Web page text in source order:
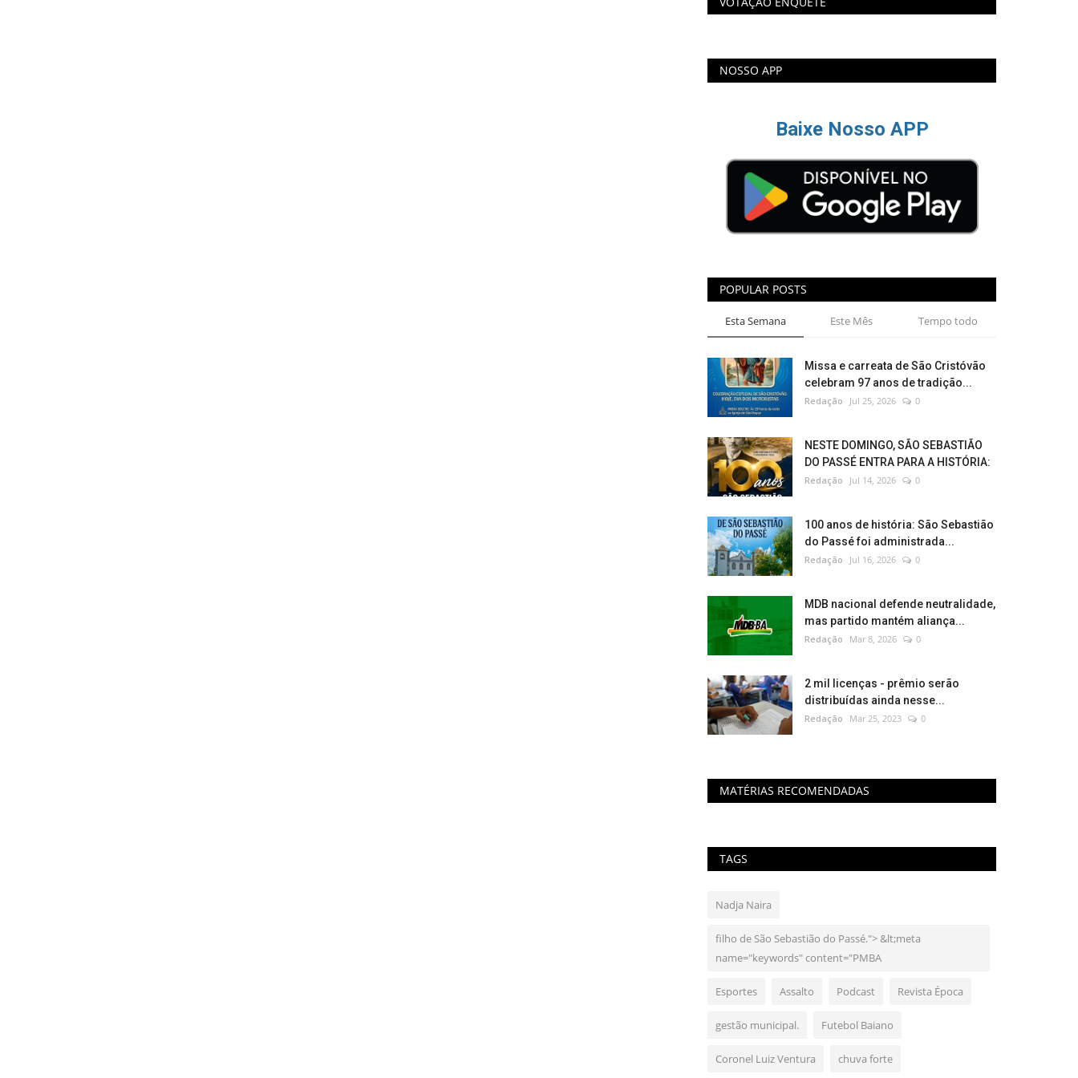
NOSSO APP
Baixe Nosso APP
POPULAR POSTS
Esta Semana Este Mês Tempo todo
Missa e carreata de São Cristóvão
celebram 97 anos de tradição...
Redação Jul 25, 2026 0
NESTE DOMINGO, SÃO SEBASTIÃO
DO PASSÉ ENTRA PARA A HISTÓRIA:
Redação Jul 14, 2026 0
100 anos de história: São Sebastião
do Passé foi administrada...
Redação Jul 16, 2026 0
MDB nacional defende neutralidade,
mas partido mantém aliança...
Redação Mar 8, 2026 0
2 mil licenças - prêmio serão
distribuídas ainda nesse...
Redação Mar 25, 2023 0
MATÉRIAS RECOMENDADAS
TAGS
Nadja Naira
filho de São Sebastião do Passé."> &lt;meta
name="keywords" content="PMBA
Esportes Assalto Podcast Revista Época
gestão municipal. Futebol Baiano
Coronel Luiz Ventura chuva forte